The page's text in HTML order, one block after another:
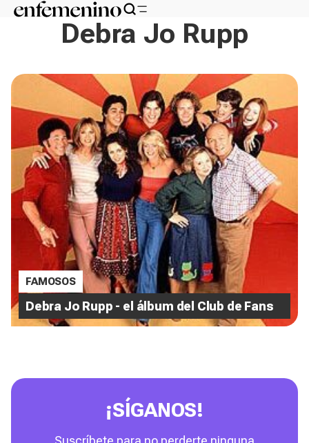
Debra Jo Rupp
FAMOSOS
Debra Jo Rupp - el álbum del Club de Fans
¡SÍGANOS!